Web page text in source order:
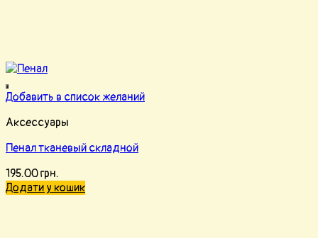
Добавить в список желаний
Аксессуары
Пенал тканевый складной
195.00грн.
Додати у кошик